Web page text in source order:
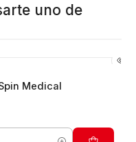
uno de
Medical